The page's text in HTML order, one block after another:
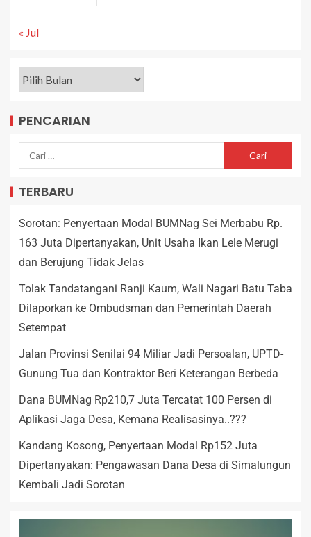
« Jul
PENCARIAN
TERBARU
Sorotan: Penyertaan Modal BUMNag Sei Merbabu Rp.
163 Juta Dipertanyakan, Unit Usaha Ikan Lele Merugi
dan Berujung Tidak Jelas
Tolak Tandatangani Ranji Kaum, Wali Nagari Batu Taba
Dilaporkan ke Ombudsman dan Pemerintah Daerah
Setempat
Jalan Provinsi Senilai 94 Miliar Jadi Persoalan, UPTD-
Gunung Tua dan Kontraktor Beri Keterangan Berbeda
Dana BUMNag Rp210,7 Juta Tercatat 100 Persen di
Aplikasi Jaga Desa, Kemana Realisasinya..???
Kandang Kosong, Penyertaan Modal Rp152 Juta
Dipertanyakan: Pengawasan Dana Desa di Simalungun
Kembali Jadi Sorotan